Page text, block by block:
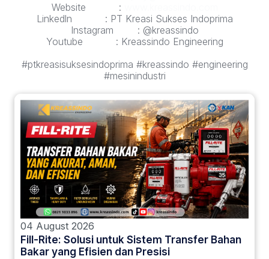
Website :
Linkedln : PT Kreasi Sukses Indoprima
Instagram : @kreassindo
Youtube : Kreassindo Engineering
#ptkreasisuksesindoprima #kreassindo #engineering
#mesinindustri
04 August 2026
Fill-Rite: Solusi untuk Sistem Transfer Bahan
Bakar yang Efisien dan Presisi